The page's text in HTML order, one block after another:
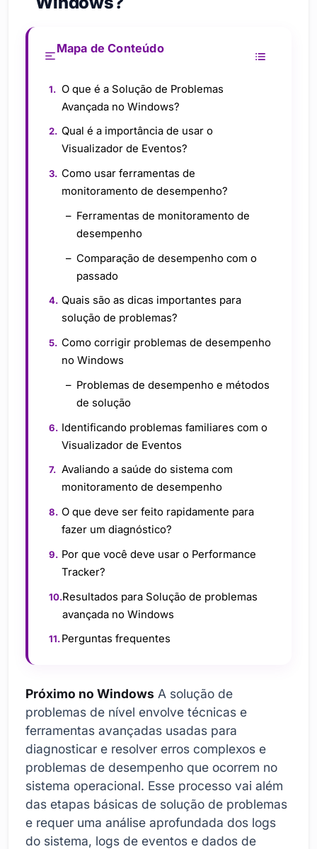
Mapa de Conteúdo
O que é a Solução de Problemas
Avançada no Windows?
Qual é a importância de usar o
Visualizador de Eventos?
Como usar ferramentas de
monitoramento de desempenho?
Ferramentas de monitoramento de
desempenho
Comparação de desempenho com o
passado
Quais são as dicas importantes para
solução de problemas?
Como corrigir problemas de desempenho
no Windows
Problemas de desempenho e métodos
de solução
Identificando problemas familiares com o
Visualizador de Eventos
Avaliando a saúde do sistema com
monitoramento de desempenho
O que deve ser feito rapidamente para
fazer um diagnóstico?
Por que você deve usar o Performance
Tracker?
Resultados para Solução de problemas
avançada no Windows
Perguntas frequentes
Próximo no Windows A solução de
problemas de nível envolve técnicas e
ferramentas avançadas usadas para
diagnosticar e resolver erros complexos e
problemas de desempenho que ocorrem no
sistema operacional. Esse processo vai além
das etapas básicas de solução de problemas
e requer uma análise aprofundada dos logs
do sistema, logs de eventos e dados de